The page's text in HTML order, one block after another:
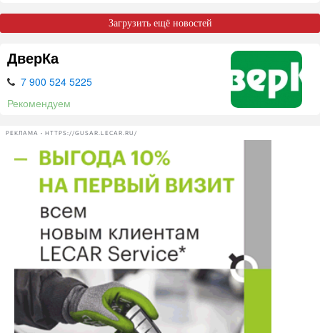
Загрузить ещё новостей
ДверКа
7 900 524 5225
Рекомендуем
РЕКЛАМА • HTTPS://GUSAR.LECAR.RU/